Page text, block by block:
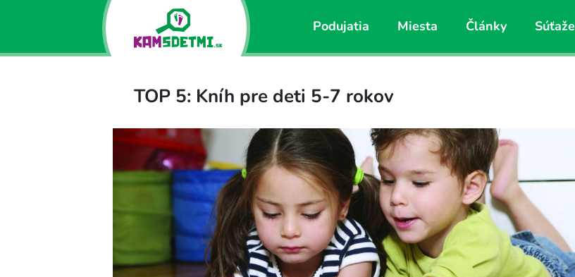
Podujatia Miesta Články Súťaže
TOP 5: Kníh pre deti 5-7 rokov